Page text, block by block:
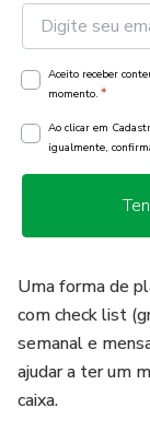
Aceito receber
momento. *
Ao clicar em
igualmente,
Uma forma de
com check list
semanal e
ajudar a ter um
caixa.